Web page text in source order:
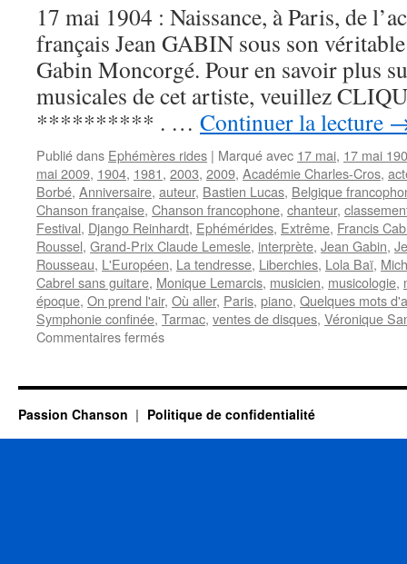
17 mai 1904 : Naissance, à Paris, de
français Jean GABIN sous son
Gabin Moncorgé. Pour en savoir plus
musicales de cet artiste, veuillez
********** . … Continuer la lecture
Publié dans Ephémères rides | Marqué avec 17 mai, 17 mai
mai 2009, 1904, 1981, 2003, 2009, Académie Charles-Cros,
Borbé, Anniversaire, auteur, Bastien Lucas, Belgique
Chanson française, Chanson francophone, chanteur,
Festival, Django Reinhardt, Ephémérides, Extrême, Francis
Roussel, Grand-Prix Claude Lemesle, interprète, Jean Gabin,
Rousseau, L'Européen, La tendresse, Liberchies, Lola Baï,
Cabrel sans guitare, Monique Lemarcis, musicien, musicologie,
époque, On prend l'air, Où aller, Paris, piano, Quelques mots
Symphonie confinée, Tarmac, ventes de disques, Véronique
Commentaires ferméssur
Passion Chanson Politique de confidentialité